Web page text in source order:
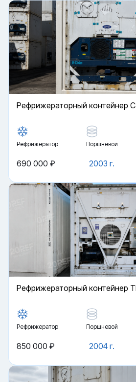
Рефрижераторный контейнер
Рефрижератор Поршневой
2003 г.
690 000 ₽
Рефрижераторный контейнер
Рефрижератор Поршневой
2004 г.
850 000 ₽